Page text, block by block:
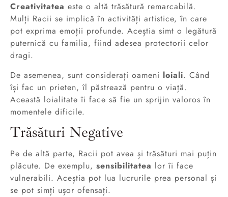
Creativitatea este o altă trăsătură remarcabilă.
Mulți Racii se implică în activități artistice, în care
pot exprima emoții profunde. Aceștia simt o legătură
puternică cu familia, fiind adesea protectorii celor
dragi.
De asemenea, sunt considerați oameni loiali. Când
își fac un prieten, îl păstrează pentru o viață.
Această loialitate îi face să fie un sprijin valoros în
momentele dificile.
Trăsături Negative
Pe de altă parte, Racii pot avea și trăsături mai puțin
plăcute. De exemplu, sensibilitatea lor îi face
vulnerabili. Aceștia pot lua lucrurile prea personal și
se pot simți ușor ofensați.